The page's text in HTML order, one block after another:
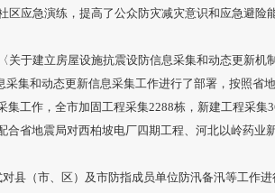
区应急演练，提高了公众防灾减灾意识和应急避险
关于建立房屋设施抗震设防信息采集和动态更新机
采集和动态更新信息采集工作进行了部署，按照省
工作，全市加固工程采集2288栋，新建工程采集
省地震局对西柏坡电厂四期工程、河北以岭药业
县（市、区）及市防指成员单位防汛备汛等工作